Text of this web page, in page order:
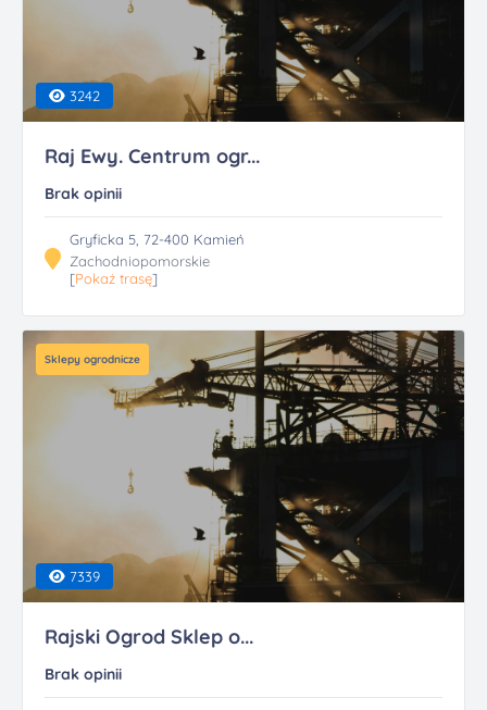
3242
Raj Ewy. Centrum ogr...
Brak opinii
Gryficka 5, 72-400 Kamień
Zachodniopomorskie
[Pokaż trasę]
Sklepy ogrodnicze
7339
Rajski Ogrod Sklep o...
Brak opinii